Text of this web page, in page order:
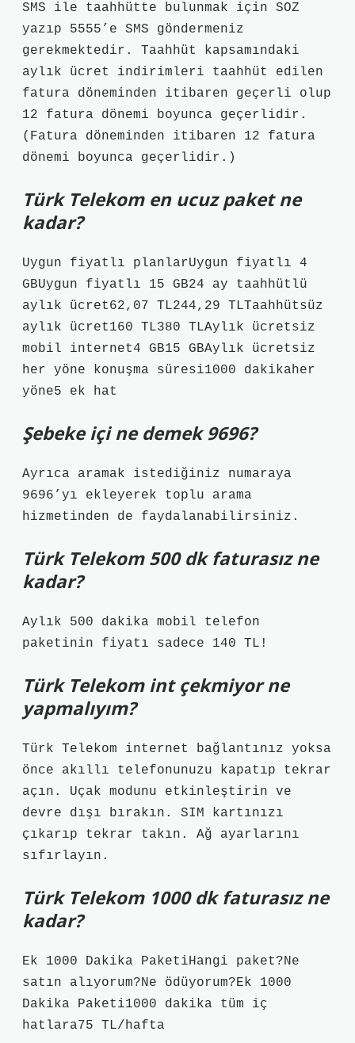
SMS ile taahhütte bulunmak için SOZ
yazıp 5555’e SMS göndermeniz
gerekmektedir. Taahhüt kapsamındaki
aylık ücret indirimleri taahhüt edilen
fatura döneminden itibaren geçerli olup
12 fatura dönemi boyunca geçerlidir.
(Fatura döneminden itibaren 12 fatura
dönemi boyunca geçerlidir.)
Türk Telekom en ucuz paket ne
kadar?
Uygun fiyatlı planlarUygun fiyatlı 4
GBUygun fiyatlı 15 GB24 ay taahhütlü
aylık ücret62,07 TL244,29 TLTaahhütsüz
aylık ücret160 TL380 TLAylık ücretsiz
mobil internet4 GB15 GBAylık ücretsiz
her yöne konuşma süresi1000 dakikaher
yöne5 ek hat
Şebeke içi ne demek 9696?
Ayrıca aramak istediğiniz numaraya
9696’yı ekleyerek toplu arama
hizmetinden de faydalanabilirsiniz.
Türk Telekom 500 dk faturasız ne
kadar?
Aylık 500 dakika mobil telefon
paketinin fiyatı sadece 140 TL!
Türk Telekom int çekmiyor ne
yapmalıyım?
Türk Telekom internet bağlantınız yoksa
önce akıllı telefonunuzu kapatıp tekrar
açın. Uçak modunu etkinleştirin ve
devre dışı bırakın. SIM kartınızı
çıkarıp tekrar takın. Ağ ayarlarını
sıfırlayın.
Türk Telekom 1000 dk faturasız ne
kadar?
Ek 1000 Dakika PaketiHangi paket?Ne
satın alıyorum?Ne ödüyorum?Ek 1000
Dakika Paketi1000 dakika tüm iç
hatlara75 TL/hafta